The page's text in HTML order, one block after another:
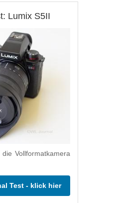
Lumix S5II
Vollformatkamera
Test - klick hier